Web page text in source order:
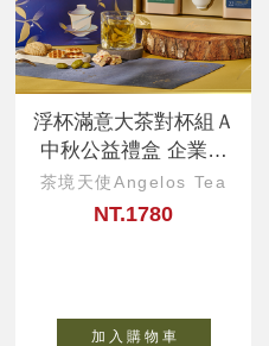
浮杯滿意大茶對杯組Ａ
中秋公益禮盒 企業客
製、ESG永續好禮
茶境天使Angelos Tea
NT.1780
加 入 購 物 車